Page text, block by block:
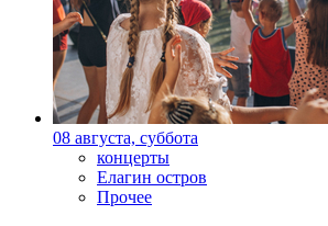
08 августа, суббота
концерты
Елагин остров
Прочее